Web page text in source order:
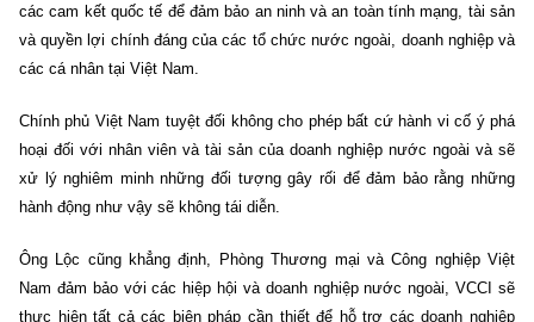
các cam kết quốc tế để đảm bảo an ninh và an toàn tính mạng, tài sản
và quyền lợi chính đáng của các tổ chức nước ngoài, doanh nghiệp và
các cá nhân tại Việt Nam.
Chính phủ Việt Nam tuyệt đối không cho phép bất cứ hành vi cố ý phá
hoại đối với nhân viên và tài sản của doanh nghiệp nước ngoài và sẽ
xử lý nghiêm minh những đối tượng gây rối để đảm bảo rằng những
hành động như vậy sẽ không tái diễn.
Ông Lộc cũng khẳng định, Phòng Thương mại và Công nghiệp Việt
Nam đảm bảo với các hiệp hội và doanh nghiệp nước ngoài, VCCI sẽ
thực hiện tất cả các biện pháp cần thiết để hỗ trợ các doanh nghiệp